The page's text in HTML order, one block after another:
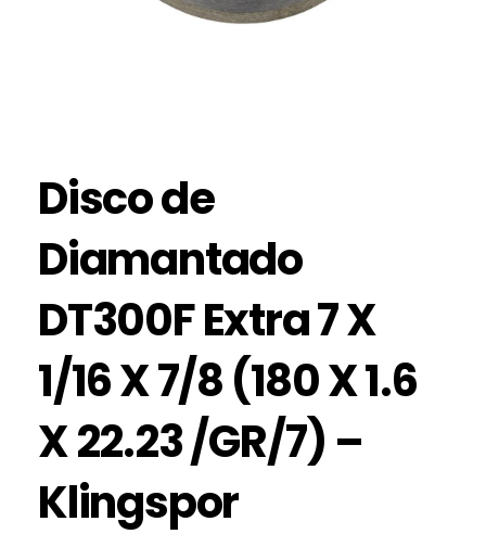
Disco de
Diamantado
DT300F Extra 7 X
1/16 X 7/8 (180 X 1.6
X 22.23 /GR/7) –
Klingspor